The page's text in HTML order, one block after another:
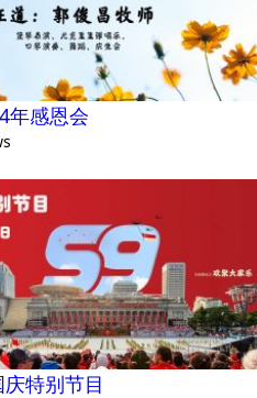
年感恩会
特别节目